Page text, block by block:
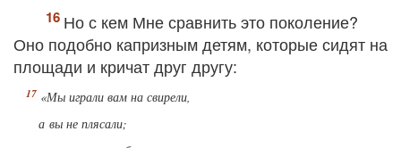
Но с кем Мне сравнить это поколение?
Оно подобно капризным детям, которые сидят на
площади и кричат друг другу:
«Мы играли вам на свирели,
а вы не плясали;